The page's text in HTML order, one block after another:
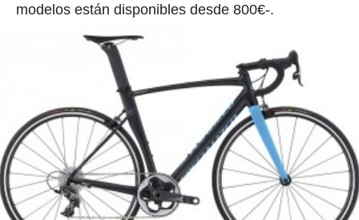
modelos están disponibles desde 800€-.